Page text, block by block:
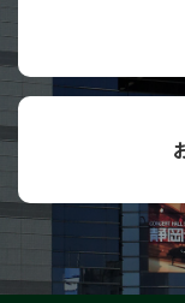
AOI通信
プライバシーポリシー
セキュリティーポリシー
サイトポリシー
SNSポリシー